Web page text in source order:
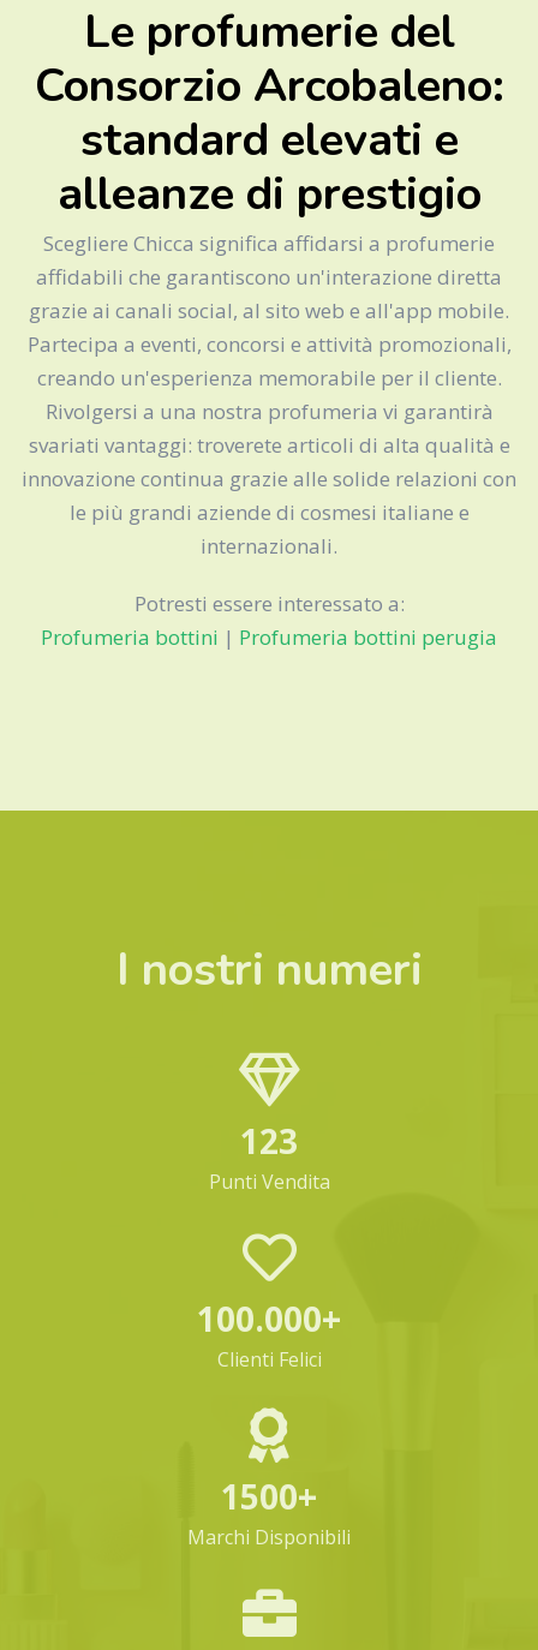
Le profumerie del
Consorzio Arcobaleno:
standard elevati e
alleanze di prestigio
Scegliere Chicca significa affidarsi a profumerie
affidabili che garantiscono un'interazione diretta
grazie ai canali social, al sito web e all'app mobile.
Partecipa a eventi, concorsi e attività promozionali,
creando un'esperienza memorabile per il cliente.
Rivolgersi a una nostra profumeria vi garantirà
svariati vantaggi: troverete articoli di alta qualità e
innovazione continua grazie alle solide relazioni con
le più grandi aziende di cosmesi italiane e
internazionali.
Potresti essere interessato a:
Profumeria bottini | Profumeria bottini perugia
I nostri numeri
123
Punti Vendita
100.000+
Clienti Felici
1500+
Marchi Disponibili